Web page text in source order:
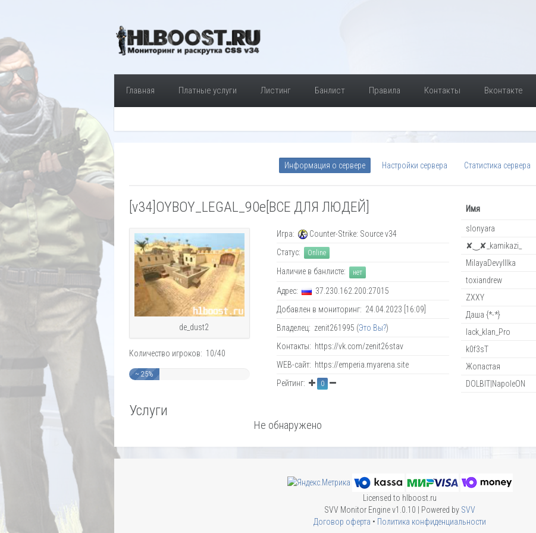
Главная Платные услуги Листинг Банлист Правила Контакты Вконтакте
Информация о сервере Настройки сервера Статистика сервера
[v34]OYBOY_LEGAL_90e[ВСЕ ДЛЯ ЛЮДЕЙ]
de_dust2
Количество игроков: 10/40
~ 25%
Игра:
Counter-Strike: Source v34
Статус:
Online
Наличие в банлисте: нет
Адрес:
37.230.162.200:27015
Добавлен в мониторинг: 24.04.2023 [16:09]
Владелец: zenit261995 (Это Вы?)
Контакты: https://vk.com/zenit26stav
WEB-сайт: https://emperia.myarena.site
Рейтинг:
0
Услуги
Не обнаружено
Имя
slonyara
✘‿✘_kamikazi_
MilayaDevyIIIka
toxiandrew
ZXXY
Даша {*-*}
lack_klan_Pro
k0f3sT
Жопастая
DOLBIT|NapoleON
Licensed to hlboost.ru
SVV Monitor Engine v1.0.10 | Powered by SVV
Договор оферта • Политика конфиденциальности